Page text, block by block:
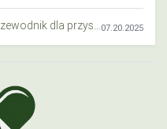
07.20.2025